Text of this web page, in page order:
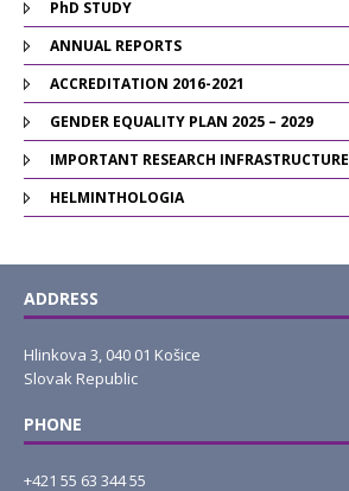
PhD STUDY
ANNUAL REPORTS
ACCREDITATION 2016-2021
GENDER EQUALITY PLAN 2025 – 2029
IMPORTANT RESEARCH INFRASTRUCTURE
HELMINTHOLOGIA
ADDRESS
Hlinkova 3, 040 01 Košice
Slovak Republic
PHONE
+421 55 63 344 55